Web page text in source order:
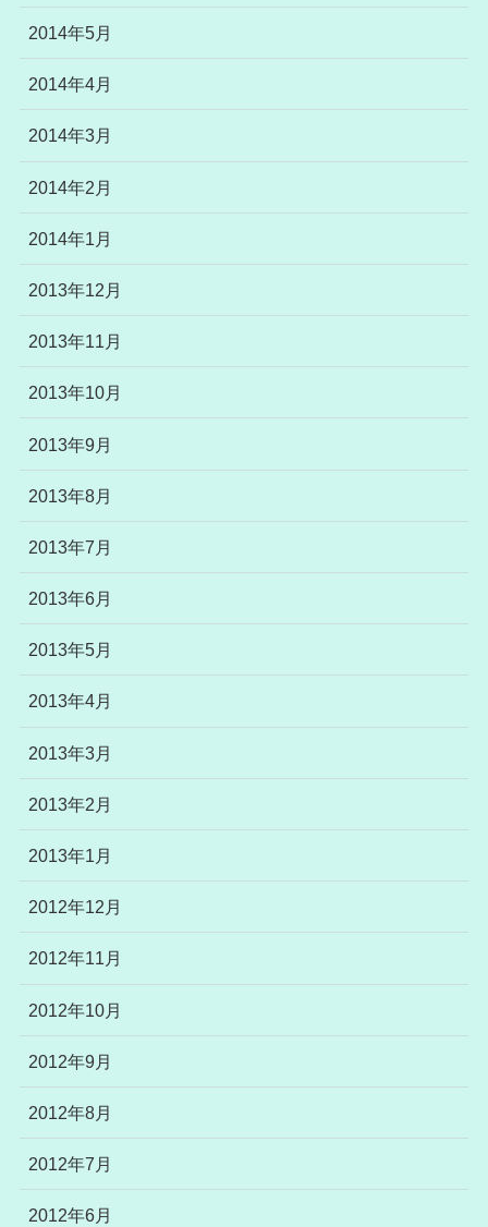
2014年5月
2014年4月
2014年3月
2014年2月
2014年1月
2013年12月
2013年11月
2013年10月
2013年9月
2013年8月
2013年7月
2013年6月
2013年5月
2013年4月
2013年3月
2013年2月
2013年1月
2012年12月
2012年11月
2012年10月
2012年9月
2012年8月
2012年7月
2012年6月